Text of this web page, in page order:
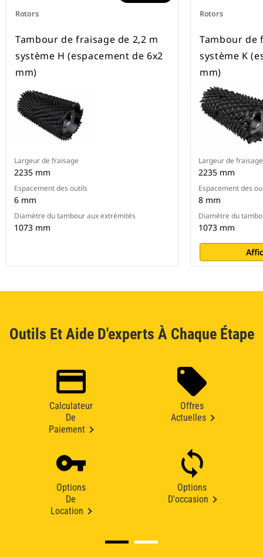
Rotors
Tambour de fraisage de 2,2 m
système H (espacement de 6x2
mm)
Largeur de fraisage
2235 mm
Espacement des outils
6 mm
Diamètre du tambour aux extrémités
1073 mm
Rotors
Tambour de
système K
mm)
Largeur de fraisage
2235 mm
Espacement des
8 mm
Diamètre du
1073 mm
Outils Et Aide D'experts À Chaque Étape
Calculateur
De
Paiement
Offres
Actuelles
Options
De
Location
Options
D'occasion